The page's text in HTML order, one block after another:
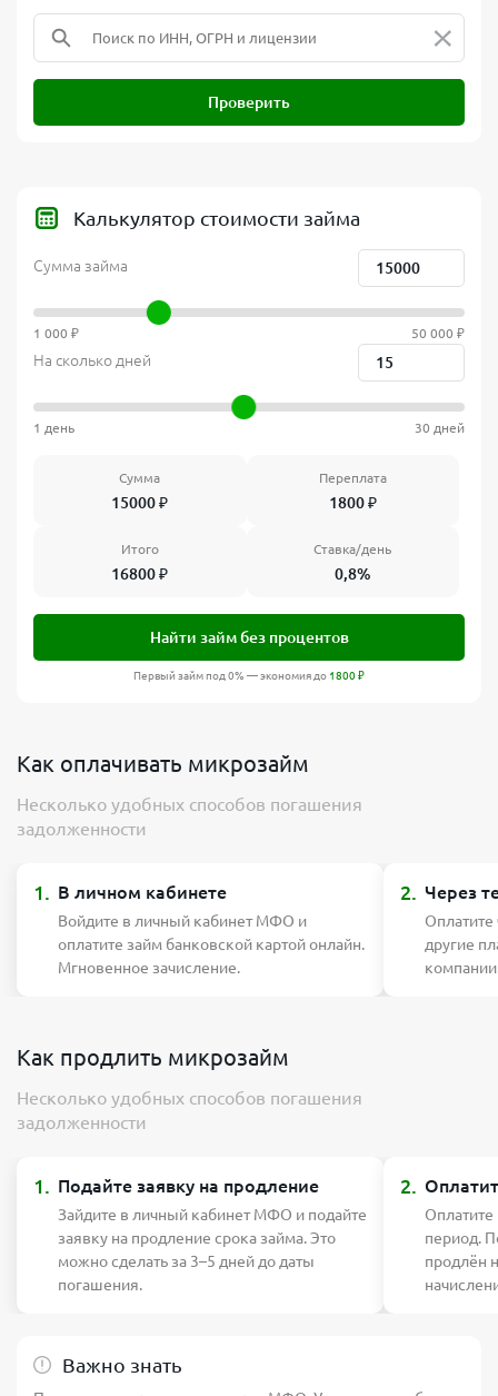
Проверить
×
Калькулятор стоимости займа
Сумма займа
1 000 ₽ 50 000 ₽
На сколько дней
1 день 30 дней
Сумма
15000₽
Переплата
1800₽
Итого
16800₽
Ставка/день
0,8%
Найти займ без процентов
Первый займ под 0% — экономия до 1800₽
Как оплачивать микрозайм
Несколько удобных способов погашения
задолженности
1. В личном кабинете
Войдите в личный кабинет МФО и
оплатите займ банковской картой онлайн.
Мгновенное зачисление.
2. Через
другие
Как продлить микрозайм
Несколько удобных способов погашения
задолженности
1. Подайте заявку на продление
Зайдите в личный кабинет МФО и подайте
заявку на продление срока займа. Это
можно сделать за 3–5 дней до даты
погашения.
2.
период.
продлён
Важно знать